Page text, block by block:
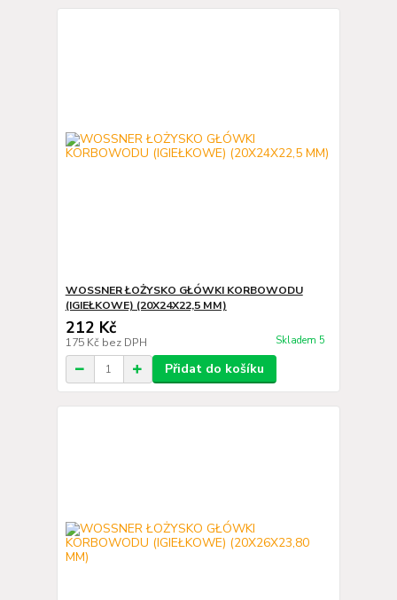
WOSSNER ŁOŻYSKO GŁÓWKI KORBOWODU
(IGIEŁKOWE) (20X24X22,5 MM)
212 Kč
175 Kč bez DPH Skladem 5
Přidat do košíku